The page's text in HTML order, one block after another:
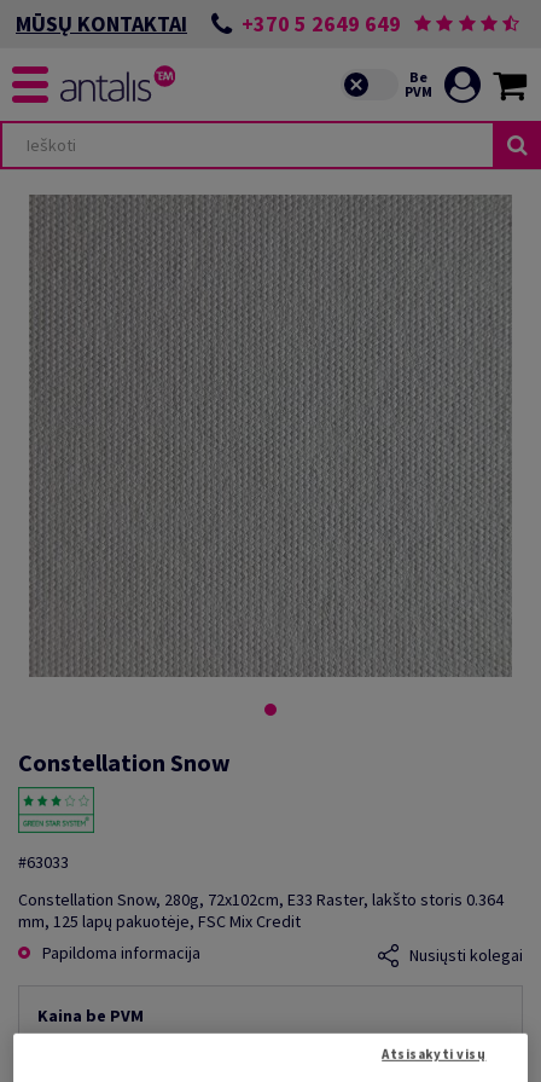
MŪSŲ KONTAKTAI +370 5 2649 649
Constellation Snow
#63033
Constellation Snow, 280g, 72x102cm, E33 Raster, lakšto storis 0.364
mm, 125 lapų pakuotėje, FSC Mix Credit
Papildoma informacija
Nusiųsti kolegai
Kaina be PVM
2 114,05 € 9,09% nuolaida
Atsisakyti visų